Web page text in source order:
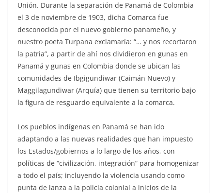
Unión. Durante la separación de Panamá de Colombia
el 3 de noviembre de 1903, dicha Comarca fue
desconocida por el nuevo gobierno panameño, y
nuestro poeta Turpana exclamaría: “… y nos recortaron
la patria”, a partir de ahí nos dividieron en gunas en
Panamá y gunas en Colombia donde se ubican las
comunidades de Ibgigundiwar (Caimán Nuevo) y
Maggilagundiwar (Arquía) que tienen su territorio bajo
la figura de resguardo equivalente a la comarca.
Los pueblos indígenas en Panamá se han ido
adaptando a las nuevas realidades que han impuesto
los Estados/gobiernos a lo largo de los años, con
políticas de “civilización, integración” para homogenizar
a todo el país; incluyendo la violencia usando como
punta de lanza a la policía colonial a inicios de la